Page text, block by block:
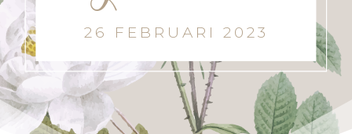
26 FEBRUARI 2023